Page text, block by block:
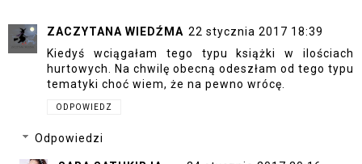
ZACZYTANA WIEDŹMA 22 stycznia 2017 18:39
Kiedyś wciągałam tego typu książki w ilościach
hurtowych. Na chwilę obecną odeszłam od tego typu
tematyki choć wiem, że na pewno wrócę.
ODPOWIEDZ
Odpowiedzi